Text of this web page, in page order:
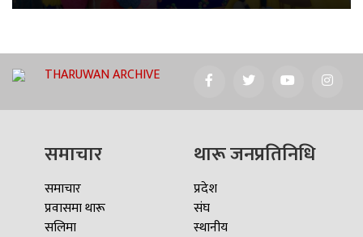
THARUWAN ARCHIVE
समाचार
समाचार
प्रवासमा थारू
सलिमा
थारू जनप्रतिनिधि
प्रदेश
संघ
स्थानीय